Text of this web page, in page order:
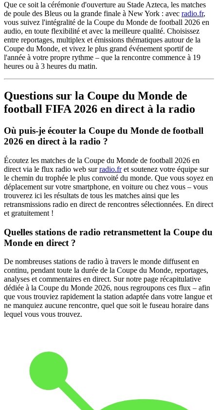
Que ce soit la cérémonie d'ouverture au Stade Azteca, les matches
de poule des Bleus ou la grande finale à New York : avec radio.fr,
vous suivez l'intégralité de la Coupe du Monde de football 2026 en
audio, en toute flexibilité et avec la meilleure qualité. Choisissez
entre reportages, multiplex et émissions thématiques autour de la
Coupe du Monde, et vivez le plus grand événement sportif de
l'année à votre propre rythme – que la rencontre commence à 19
heures ou à 3 heures du matin.
Questions sur la Coupe du Monde de
football FIFA 2026 en direct à la radio
Où puis-je écouter la Coupe du Monde de football
2026 en direct à la radio ?
Écoutez les matches de la Coupe du Monde de football 2026 en
direct via le flux radio web surradio.fret soutenez votre équipe sur
le chemin du trophée le plus convoité du monde. Que vous soyez en
déplacement sur votre smartphone, en voiture ou chez vous – vous
trouverez ici les résultats de tous les matches ainsi que les
retransmissions radio en direct de rencontres sélectionnées. En direct
et gratuitement !
Quelles stations de radio retransmettent la Coupe du
Monde en direct ?
De nombreuses stations de radio à travers le monde diffusent en
continu, pendant toute la durée de la Coupe du Monde, reportages,
analyses et commentaires en direct. Sur notre page récapitulative
dédiée à la Coupe du Monde 2026, nous regroupons ces flux – afin
que vous trouviez rapidement la station adaptée dans votre langue et
ne manquiez aucune rencontre, quel que soit le fuseau horaire dans
lequel vous vous trouvez.